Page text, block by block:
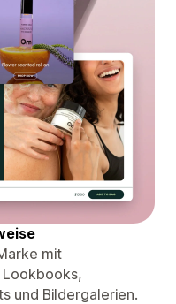
mit
und Bildergalerien.